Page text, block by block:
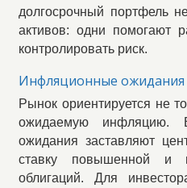
долгосрочный портфель
активов: одни помогают
контролировать риск.
Инфляционные ожидания
Рынок ориентируется не
ожидаемую инфляцию.
ожидания заставляют
ставку повышенной и
облигаций. Для